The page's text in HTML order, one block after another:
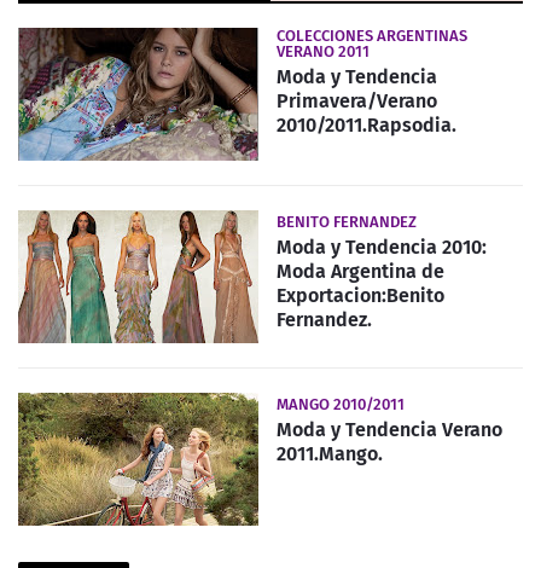
COLECCIONES ARGENTINAS
VERANO 2011
Moda y Tendencia
Primavera/Verano
2010/2011.Rapsodia.
BENITO FERNANDEZ
Moda y Tendencia 2010:
Moda Argentina de
Exportacion:Benito
Fernandez.
MANGO 2010/2011
Moda y Tendencia Verano
2011.Mango.